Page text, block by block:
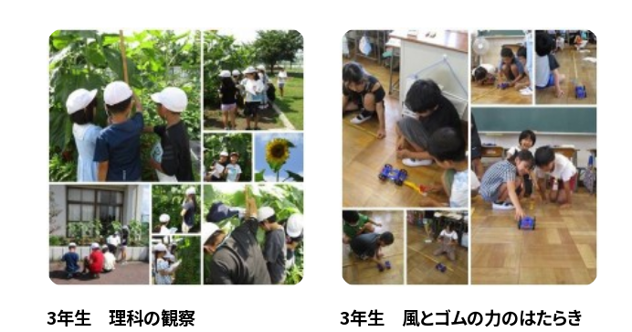
3年生 理科の観察 3年生 風とゴムの力のはたらき